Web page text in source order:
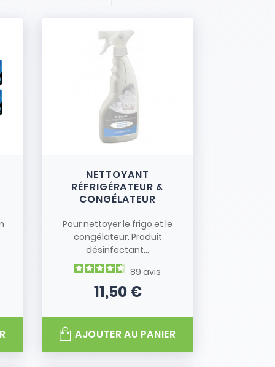
NETTOYANT
RÉFRIGÉRATEUR &
CONGÉLATEUR
Pour nettoyer le frigo et le
congélateur. Produit
désinfectant...
89 avis
Prix
11,50 €
AJOUTER AU PANIER